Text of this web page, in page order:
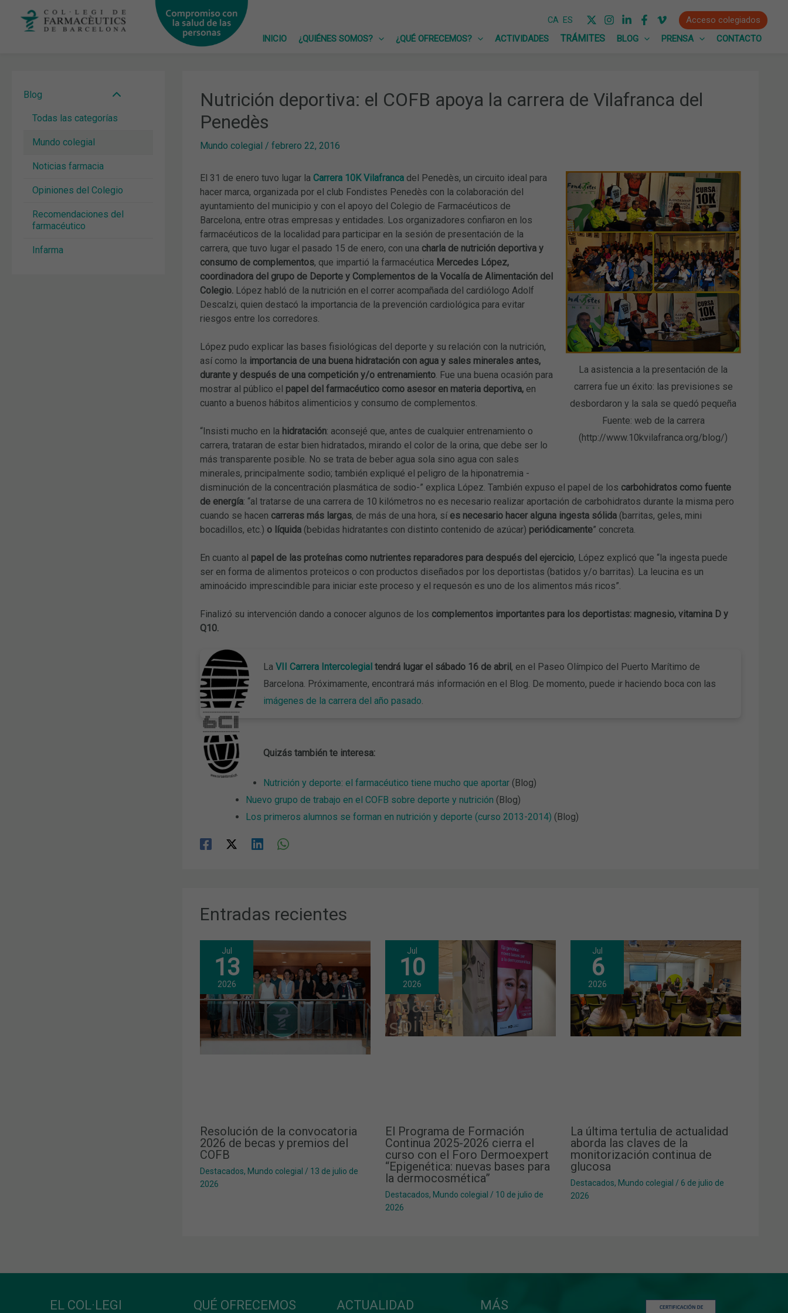
CA ES
Acceso colegiados
INICIO
¿QUIÉNES SOMOS? ¿QUÉ OFRECEMOS? ACTIVIDADES BLOG PRENSA CONTACTO
Blog
Todas las categorías
Mundo colegial
Noticias farmacia
Opiniones del Colegio
Recomendaciones del
farmacéutico
Infarma
Nutrición deportiva: el COFB apoya la carrera de Vilafranca del
Penedès
Mundo colegial / febrero 22, 2016
La asistencia a la presentación de la
carrera fue un éxito: las previsiones se
desbordaron y la sala se quedó pequeña
Fuente: web de la carrera
(http://www.10kvilafranca.org/blog/)
El 31 de enero tuvo lugar la Carrera 10K Vilafrancadel Penedès, un circuito ideal para
hacer marca, organizada por el club Fondistes Penedès con la colaboración del
ayuntamiento del municipio y con el apoyo del Colegio de Farmacéuticos de
Barcelona, entre otras empresas y entidades. Los organizadores confiaron en los
farmacéuticos de la localidad para participar en la sesión de presentación de la
carrera, que tuvo lugar el pasado 15 de enero, con una charla de nutrición deportiva y
consumo de complementos, que impartió la farmacéutica Mercedes López,
coordinadora del grupo de Deporte y Complementos de la Vocalía de Alimentación del
Colegio.López habló de la nutrición en el correr acompañada del cardiólogo Adolf
Descalzi, quien destacó la importancia de la prevención cardiológica para evitar
riesgos entre los corredores.
López pudo explicar las bases fisiológicas del deporte y su relación con la nutrición,
así como la importancia de una buena hidratación con agua y sales minerales antes,
durante y después de una competición y/o entrenamiento. Fue una buena ocasión para
mostrar al público el papel del farmacéutico como asesor en materia deportiva,en
cuanto a buenos hábitos alimenticios y consumo de complementos.
“Insisti mucho en la hidratación: aconsejé que, antes de cualquier entrenamiento o
carrera, trataran de estar bien hidratados, mirando el color de la orina, que debe ser lo
más transparente posible. No se trata de beber agua sola sino agua con sales
minerales, principalmente sodio; también expliqué el peligro de la hiponatremia -
disminución de la concentración plasmática de sodio-” explica López. También expuso el papel de los carbohidratos como fuente
de energía: “al tratarse de una carrera de 10 kilómetros no es necesario realizar aportación de carbohidratos durante la misma pero
cuando se hacen carreras más largas, de más de una hora, síes necesario hacer alguna ingesta sólida(barritas, geles, mini
bocadillos, etc.) o líquida(bebidas hidratantes con distinto contenido de azúcar) periódicamente” concreta.
En cuanto al papel de las proteínas como nutrientes reparadores para después del ejercicio, López explicó que “la ingesta puede
ser en forma de alimentos proteicos o con productos diseñados por los deportistas (batidos y/o barritas). La leucina es un
aminoácido imprescindible para iniciar este proceso y el requesón es uno de los alimentos más ricos”.
Finalizó su intervención dando a conocer algunos de los complementos importantes para los deportistas: magnesio, vitamina D y
Q10.
La VII Carrera Intercolegialtendrá lugar el sábado 16 de abril, en el Paseo Olímpico del Puerto Marítimo de
Barcelona. Próximamente, encontrará más información en el Blog. De momento, puede ir haciendo boca con las
imágenes de la carrera del año pasado.
Quizás también te interesa:
Nutrición y deporte: el farmacéutico tiene mucho que aportar(Blog)
Nuevo grupo de trabajo en el COFB sobre deporte y nutrición (Blog)
Los primeros alumnos se forman en nutrición y deporte (curso 2013-2014) (Blog)
Entradas recientes
Jul
13
2026
Resolución de la convocatoria
2026 de becas y premios del
COFB
Destacados, Mundo colegial / 13 de julio de
2026
Jul
10
2026
El Programa de Formación
Continua 2025-2026 cierra el
curso con el Foro Dermoexpert
“Epigenética: nuevas bases para
la dermocosmética”
Destacados, Mundo colegial / 10 de julio de
2026
Jul
6
2026
La última tertulia de actualidad
aborda las claves de la
monitorización continua de
glucosa
Destacados, Mundo colegial / 6 de julio de
2026
EL COL·LEGI QUÉ OFRECEMOS ACTUALIDAD MÁS